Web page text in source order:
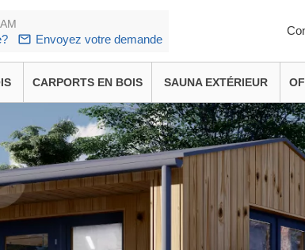
Envoyez votre demande
CARPORTS EN BOIS SAUNA EXTÉRIEUR